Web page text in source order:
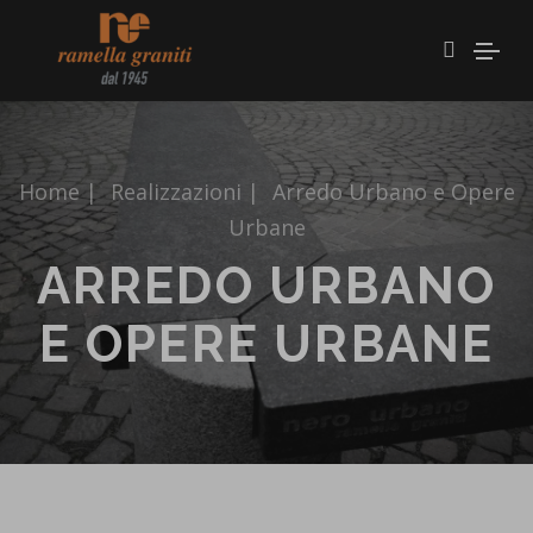
Home | Realizzazioni |
Arredo Urbano e Opere
Urbane
ARREDO URBANO
E OPERE URBANE